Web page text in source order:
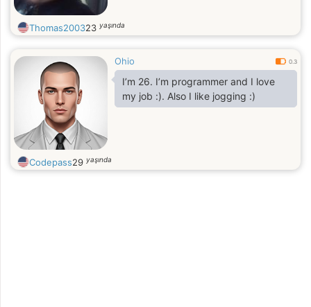
Thomas200323 yaşında
Ohio 0.3
I’m 26. I’m programmer and I love
my job :). Also I like jogging :)
Codepass29 yaşında